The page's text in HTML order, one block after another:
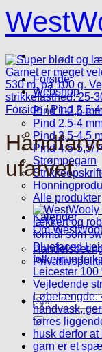
Fortsæt
til
indhold
Forside
Webshop
Pind 1-2,5
Pind 2,5-4
Pind 3,5-4,5
Pind 4,5-5,5/
Strømpegarn
Alle produkter
Kalender
Om
Søg
efter:
Forside / Pind 2,5-
ufarvet